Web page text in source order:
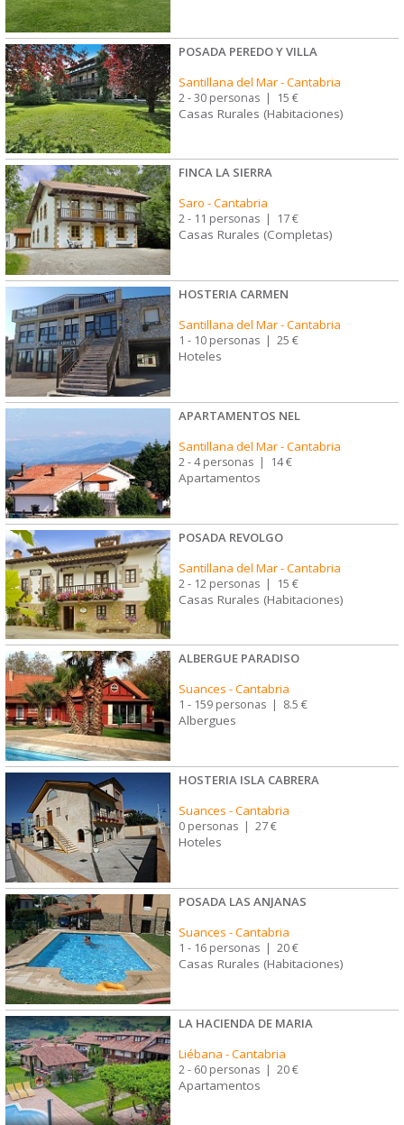
POSADA PEREDO Y VILLA
Santillana del Mar-Cantabria
2 - 30 personas | 15 €
Casas Rurales (Habitaciones)
FINCA LA SIERRA
Saro -Cantabria
2 - 11 personas 17 €
Casas Rurales (Completas)
HOSTERIA CARMEN
Santillana del Mar-Cantabria
1 - 10 personas | 25 €
Hoteles
APARTAMENTOS NEL
Santillana del Mar-Cantabria
2 - 4 personas | 14 €
Apartamentos
POSADA REVOLGO
Santillana del Mar-Cantabria
2 - 12 personas | 15 €
Casas Rurales (Habitaciones)
ALBERGUE PARADISO
Suances -Cantabria
1 - 159 personas | 8.5 €
Albergues
HOSTERIA ISLA CABRERA
Suances -Cantabria
0 personas | 27 €
Hoteles
POSADA LAS ANJANAS
Suances -Cantabria
1 - 16 personas | 20 €
Casas Rurales (Habitaciones)
LA HACIENDA DE MARIA
Liébana -Cantabria
2 - 60 personas | 20 €
Apartamentos